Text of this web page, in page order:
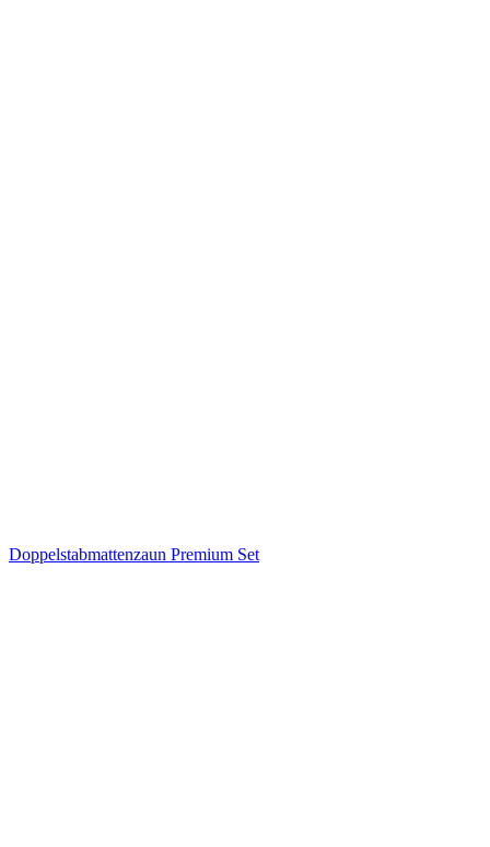
Doppelstabmattenzaun Premium Set